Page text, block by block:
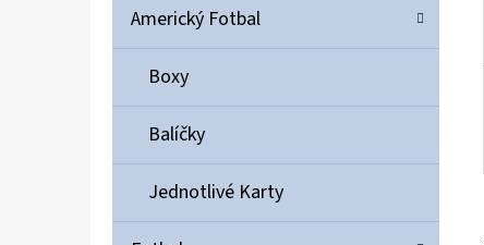
Americký Fotbal
Boxy
Balíčky
Jednotlivé Karty